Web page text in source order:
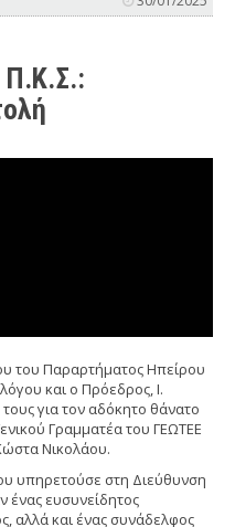
Π.Κ.Σ.:
του Παραρτήματος Ηπείρου
και ο Πρόεδρος, Ι.
για τον αδόκητο θάνατο
Γραμματέα του ΓΕΩΤΕΕ
Νικολάου.
υπηρετούσε στη Διεύθυνση
ένας ευσυνείδητος
αλλά και ένας συνάδελφος